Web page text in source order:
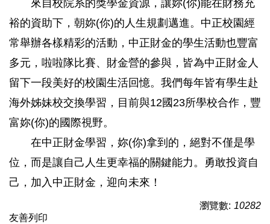
來自校院系的獎學金資源，讓妳(你)能在財務充
裕的資助下，朝妳(你)的人生規劃邁進。中正校園經
常舉辦各樣精彩的活動，中正財金的學生活動也豐富
多元，啦啦隊比賽、財金營的參與，皆為中正財金人
留下一段美好的校園生活回憶。我們每年皆有學生赴
海外姊妹校交換學習，目前與12國23所學校合作，豐
富妳(你)的國際視野。
在中正財金學習，妳(你)拿到的，絕對不僅是學
位，而是讓自己人生更幸福的關鍵能力。勇敢投資自
己，加入中正財金，迎向未來！
瀏覽數: 10282
友善列印